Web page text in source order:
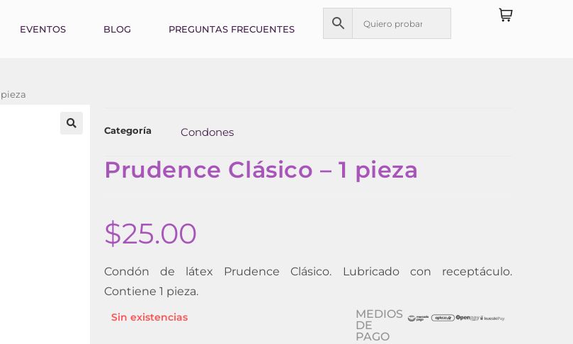
EVENTOS BLOG PREGUNTAS FRECUENTES
Categoría Condones
Prudence Clásico – 1 pieza
$25.00
Condón de látex Prudence Clásico. Lubricado con receptáculo.
Contiene 1 pieza.
Sin existencias
MEDIOS
DE
PAGO